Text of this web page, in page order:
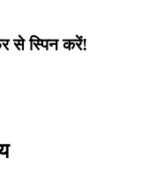
से स्पिन करें!